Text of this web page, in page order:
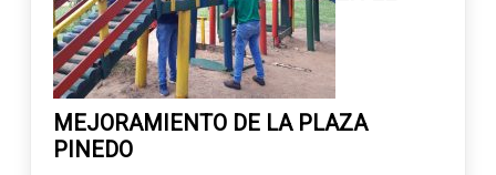
MEJORAMIENTO DE LA PLAZA
PINEDO